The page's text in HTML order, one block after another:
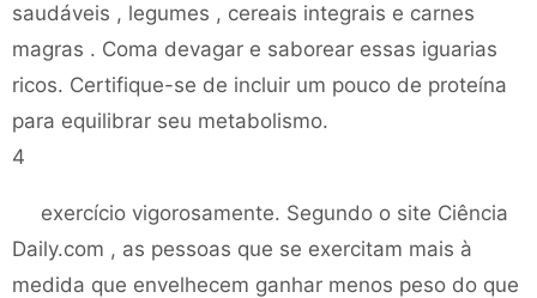
saudáveis ​​, legumes , cereais integrais e carnes
magras . Coma devagar e saborear essas iguarias
ricos. Certifique-se de incluir um pouco de proteína
para equilibrar seu metabolismo.
4
exercício vigorosamente. Segundo o site Ciência
Daily.com , as pessoas que se exercitam mais à
medida que envelhecem ganhar menos peso do que